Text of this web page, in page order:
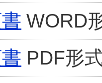
WORD
PDF形